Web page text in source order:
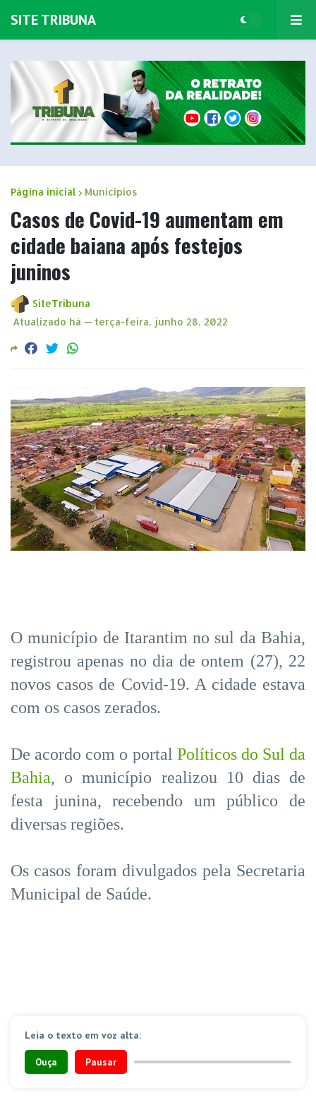
SITE TRIBUNA
Página inicial Municípios
Casos de Covid-19 aumentam em
cidade baiana após festejos
juninos
SiteTribuna
Atualizado há — terça-feira, junho 28, 2022
O município de Itarantim no sul da Bahia,
registrou apenas no dia de ontem (27), 22
novos casos de Covid-19. A cidade estava
com os casos zerados.
De acordo com o portal Políticos do Sul da
Bahia, o município realizou 10 dias de
festa junina, recebendo um público de
diversas regiões.
Os casos foram divulgados pela Secretaria
Municipal de Saúde.
Leia o texto em voz alta:
Ouça Pausar